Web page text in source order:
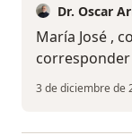
Dr. Oscar
María José ,
3 de diciembre de